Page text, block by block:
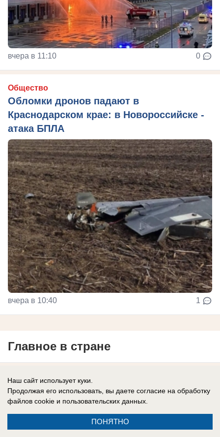
вчера в 11:10 0
Общество
Обломки дронов падают в
Краснодарском крае: в Новороссийске -
атака БПЛА
вчера в 10:40 1
Главное в стране
В России
Генералы бегут, армия отступает,
Зеленский врет: ВСУ больше не
испытывают оптимизма
Наш сайт использует куки.
Продолжая его использовать, вы даете согласие на обработку
файлов cookie и пользовательских данных.
ПОНЯТНО